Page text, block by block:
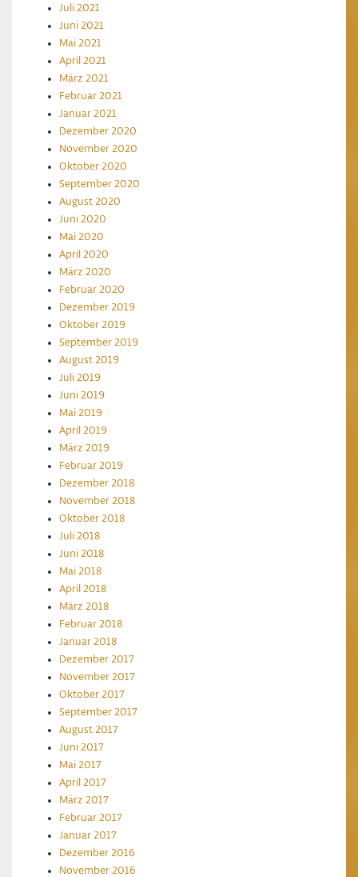
Juli 2021
Juni 2021
Mai 2021
April 2021
März 2021
Februar 2021
Januar 2021
Dezember 2020
November 2020
Oktober 2020
September 2020
August 2020
Juni 2020
Mai 2020
April 2020
März 2020
Februar 2020
Dezember 2019
Oktober 2019
September 2019
August 2019
Juli 2019
Juni 2019
Mai 2019
April 2019
März 2019
Februar 2019
Dezember 2018
November 2018
Oktober 2018
Juli 2018
Juni 2018
Mai 2018
April 2018
März 2018
Februar 2018
Januar 2018
Dezember 2017
November 2017
Oktober 2017
September 2017
August 2017
Juni 2017
Mai 2017
April 2017
März 2017
Februar 2017
Januar 2017
Dezember 2016
November 2016